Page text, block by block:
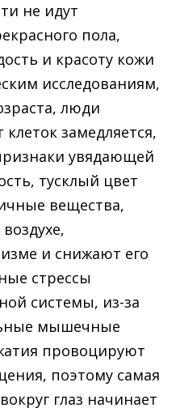
не идут
пола,
и красоту кожи
исследованиям,
люди
замедляется,
увядающей
тусклый цвет
вещества,
и снижают его
стрессы
системы, из-за
мышечные
провоцируют
поэтому самая
глаз начинает